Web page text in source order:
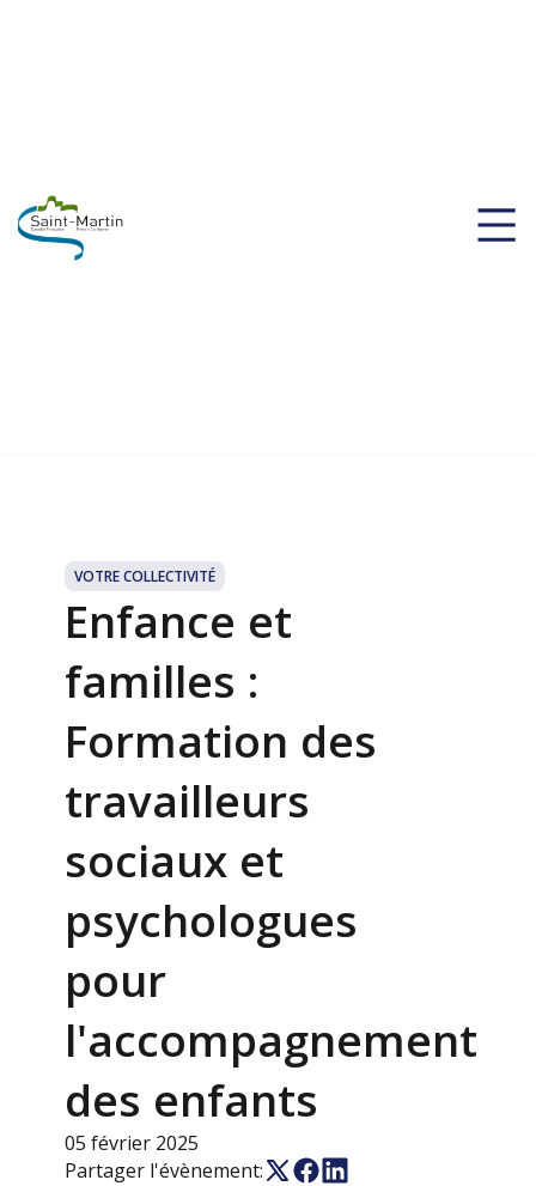
VOTRE COLLECTIVITÉ
Enfance et
familles :
Formation des
travailleurs
sociaux et
psychologues
pour
l'accompagnement
des enfants
05 février 2025
Partager l'évènement: